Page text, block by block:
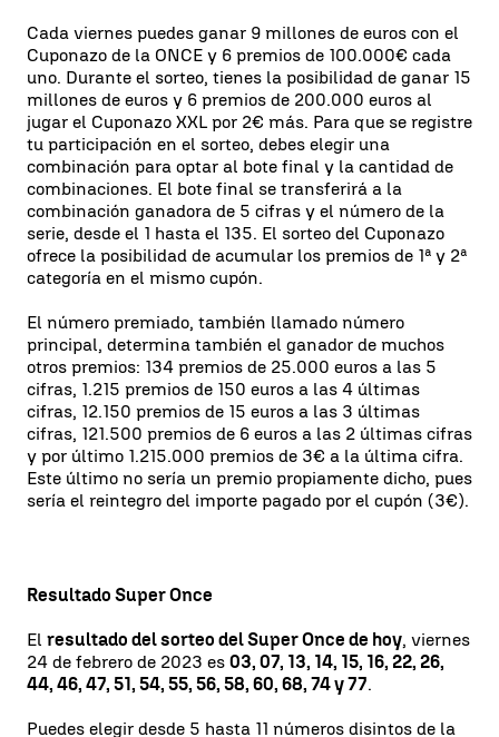
Cada viernes puedes ganar 9 millones de euros con el
Cuponazo de la ONCE y 6 premios de 100.000€ cada
uno. Durante el sorteo, tienes la posibilidad de ganar 15
millones de euros y 6 premios de 200.000 euros al
jugar el Cuponazo XXL por 2€ más. Para que se registre
tu participación en el sorteo, debes elegir una
combinación para optar al bote final y la cantidad de
combinaciones. El bote final se transferirá a la
combinación ganadora de 5 cifras y el número de la
serie, desde el 1 hasta el 135. El sorteo del Cuponazo
ofrece la posibilidad de acumular los premios de 1ª y 2ª
categoría en el mismo cupón.
El número premiado, también llamado número
principal, determina también el ganador de muchos
otros premios: 134 premios de 25.000 euros a las 5
cifras, 1.215 premios de 150 euros a las 4 últimas
cifras, 12.150 premios de 15 euros a las 3 últimas
cifras, 121.500 premios de 6 euros a las 2 últimas cifras
y por último 1.215.000 premios de 3€ a la última cifra.
Este último no sería un premio propiamente dicho, pues
sería el reintegro del importe pagado por el cupón (3€).
Resultado Super Once
El resultado del sorteo del Super Once de hoy, viernes
24 de febrero de 2023 es 03, 07, 13, 14, 15, 16, 22, 26,
44, 46, 47, 51, 54, 55, 56, 58, 60, 68, 74 y 77.
Puedes elegir desde 5 hasta 11 números disintos de la